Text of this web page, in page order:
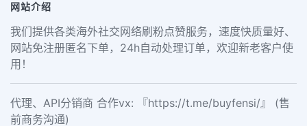
网站介绍
我们提供各类海外社交网络刷粉点赞服务，速度快质量好、
网站免注册匿名下单，24h自动处理订单，欢迎新老客户使
用！
代理、API分销商 合作vx: 『https://t.me/buyfensi/』 (售
前商务沟通)